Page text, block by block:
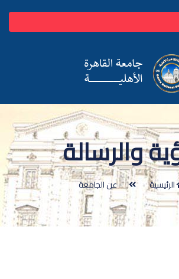
navigation
والرسالة
الرئيسية عن الجامعة